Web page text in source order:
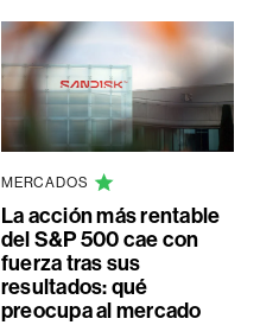
MERCADOS
La acción más rentable
del S&P 500 cae con
fuerza tras sus
resultados: qué
preocupa al mercado